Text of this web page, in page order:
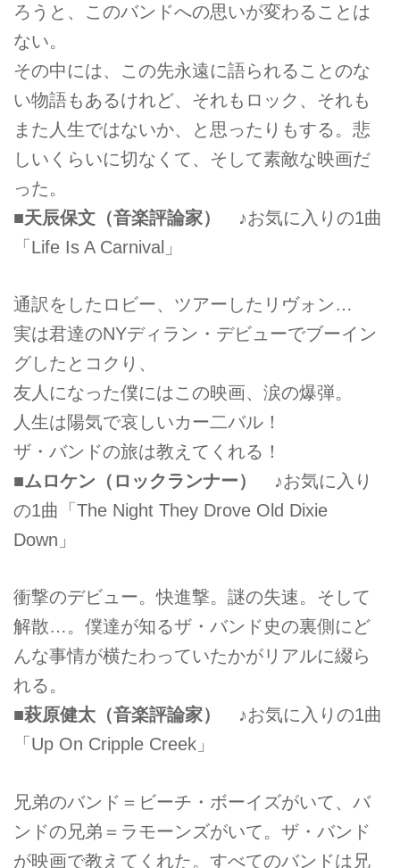
ろうと、このバンドへの思いが変わることは
ない。
その中には、この先永遠に語られることのな
い物語もあるけれど、それもロック、それも
また人生ではないか、と思ったりもする。悲
しいくらいに切なくて、そして素敵な映画だ
った。
■天辰保文（音楽評論家）
♪お気に入りの1曲
「Life Is A Carnival」
通訳をしたロビー、ツアーしたリヴォン…
実は君達のNYディラン・デビューでブーイン
グしたとコクり、
友人になった僕にはこの映画、涙の爆弾。
人生は陽気で哀しいカー二バル！
ザ・バンドの旅は教えてくれる！
■ムロケン（ロックランナー）
♪お気に入り
の1曲「The Night They Drove Old Dixie
Down」
衝撃のデビュー。快進撃。謎の失速。そして
解散…。僕達が知るザ・バンド史の裏側にど
んな事情が横たわっていたかがリアルに綴ら
れる。
■萩原健太（音楽評論家）
♪お気に入りの1曲
「Up On Cripple Creek」
兄弟のバンド＝ビーチ・ボーイズがいて、バ
ンドの兄弟＝ラモーンズがいて。ザ・バンド
が映画で教えてくれた。すべてのバンドは兄